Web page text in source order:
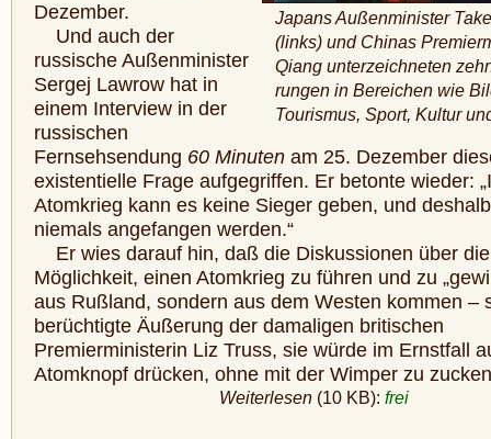
Japans Außenminister
(links) und Chinas
Qiang unterzeichneten
run­gen in Bereichen wie
Tourismus, Sport, Kultur
Dezember.
Und auch der
russische Außenminister
Sergej Lawrow hat in
einem Interview in der
russischen
Fernsehsendung 60 Minuten am 25. Dezember
existentielle Frage aufgegriffen. Er betonte wieder:
Atomkrieg kann es keine Sieger geben, und
niemals angefangen werden.“
Er wies darauf hin, daß die Diskussionen über die
Möglichkeit, einen Atomkrieg zu führen und zu
aus Rußland, sondern aus dem Westen kommen –
berüchtigte Äußerung der damaligen britischen
Premierministerin Liz Truss, sie würde im Ernstfall
Atomknopf drücken, ohne mit der Wimper zu
Weiterlesen(10 KB): frei